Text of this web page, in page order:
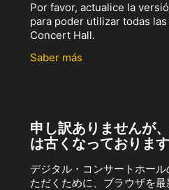
Por favor, actualice la
para poder utilizar todas
Concert Hall.
Saber más
申し訳ありませんが
は古くなっております
デジタル・コンサートホー
ただくために、ブラウザを